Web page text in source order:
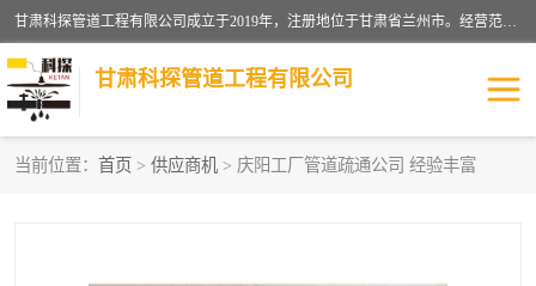
甘肃科探管道工程有限公司成立于2019年，注册地位于甘肃省兰州市。经营范围包括管道安装、清洗、疏通、维修、检测，防水工程，工程钻孔，化粪池清理，暖气安装，给排水管道安装维修，室内外管道如消防、供水、供热管道漏水检测定位，室内外防水堵漏等。
甘肃科探管道工程有限公司
当前位置： 首页 > 供应商机 > 庆阳工厂管道疏通公司 经验丰富